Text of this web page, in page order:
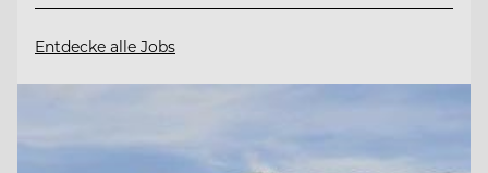
Entdecke alle Jobs